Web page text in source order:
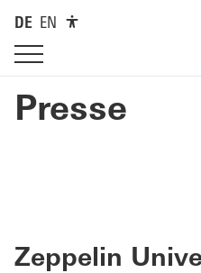
DE EN
Presse
Zeppelin